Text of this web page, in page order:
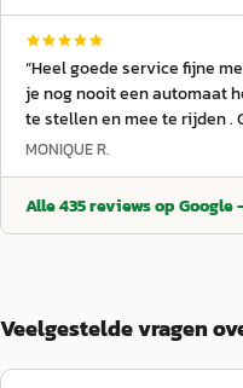
behandeling hoop ik dit
voortzetten. Met
“Heel goede service fijne
je nog nooit een automaat
te stellen en mee te rijden .
gekocht.”
MONIQUE R.
Alle435reviews op Google
Veelgestelde vragen